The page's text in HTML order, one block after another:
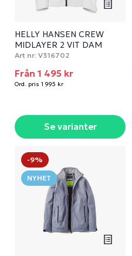
HELLY HANSEN CREW
MIDLAYER 2 VIT DAM
Art nr: V316702
Från 1 495 kr
Ord. pris 1 995 kr
Se varianter
-9%
NYHET